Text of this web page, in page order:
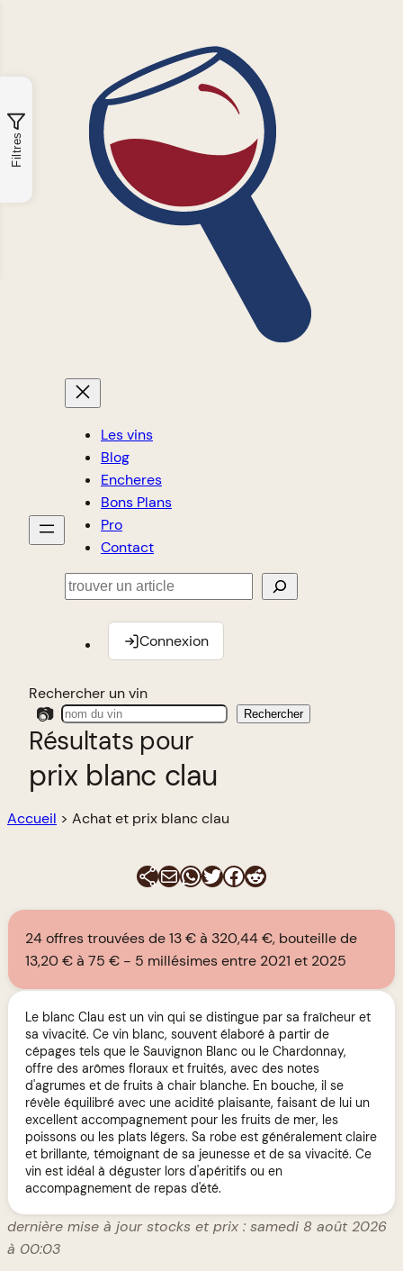
Les vins
Blog
Encheres
Bons Plans
Pro
Contact
Rechercher
Connexion
Rechercher un vin
📷 Rechercher
Résultats pour
prix blanc clau
Accueil > Achat et prix blanc clau
E-mailWhatsApp
Twitter
Facebook
Reddit
24 offres trouvées de 13 € à 320,44 €, bouteille de
13,20 € à 75 €
5 millésimes entre 2021 et 2025
Le blanc Clau est un vin qui se distingue par sa fraîcheur et
sa vivacité. Ce vin blanc, souvent élaboré à partir de
cépages tels que le Sauvignon Blanc ou le Chardonnay,
offre des arômes floraux et fruités, avec des notes
d'agrumes et de fruits à chair blanche. En bouche, il se
révèle équilibré avec une acidité plaisante, faisant de lui un
excellent accompagnement pour les fruits de mer, les
poissons ou les plats légers. Sa robe est généralement claire
et brillante, témoignant de sa jeunesse et de sa vivacité. Ce
vin est idéal à déguster lors d'apéritifs ou en
accompagnement de repas d'été.
dernière mise à jour stocks et prix : samedi 8 août 2026
à 00:03
Filtres